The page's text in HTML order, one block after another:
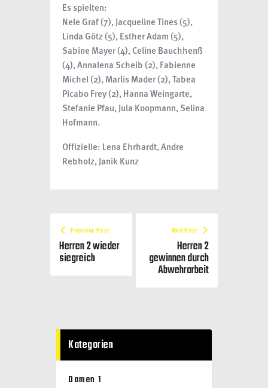
Es spielten:
Nele Graf (7), Jacqueline Tines (5),
Linda Götz (5), Esther Adam (5),
Sabine Mayer (4), Celine Bauchhenß
(4), Annalena Scheib (2), Fabienne
Michel (2), Marlis Mader (2), Tabea
Picabo Frey (2), Hanna Weingarte,
Stefanie Pfau, Jula Koopmann, Selina
Hofmann.
Offizielle: Lena Ehrhardt, Andre
Rebholz, Janik Kunz
Previous Post
Herren 2 wieder
siegreich
Next Post
Herren 2
gewinnen durch
Abwehrarbeit
Kategorien
Damen 1